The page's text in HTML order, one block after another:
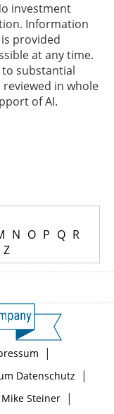
investment
Information
provided
at any time.
substantial
in whole
of AI.
N O P Q R
Z
|
Datenschutz |
Mike Steiner|